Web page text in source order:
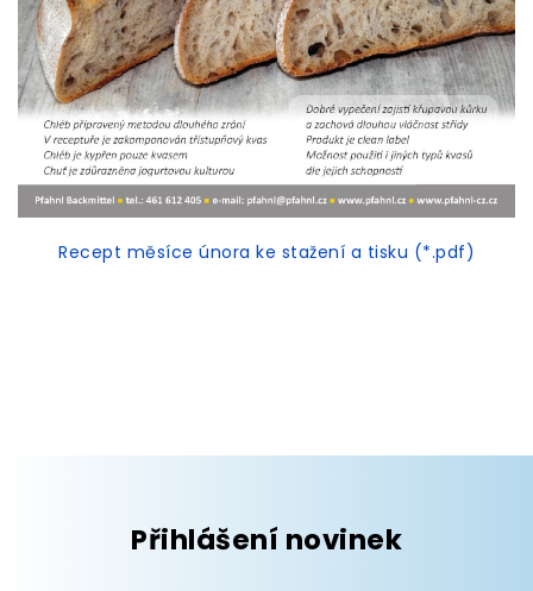
Recept měsíce února ke stažení a tisku (*.pdf)
Přihlášení novinek